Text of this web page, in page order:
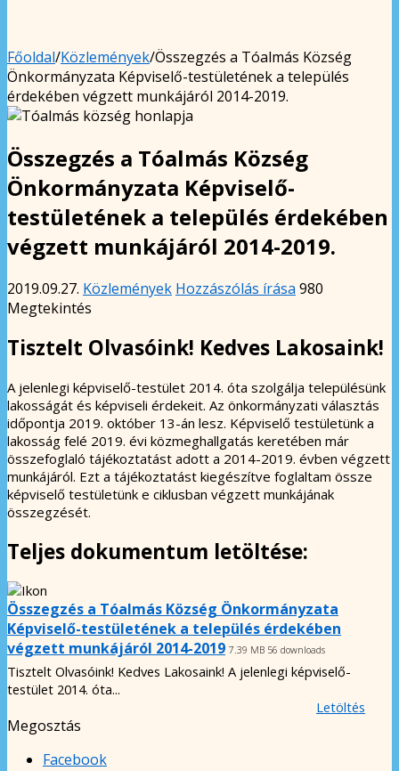
Főoldal/Közlemények/Összegzés a Tóalmás Község
Önkormányzata Képviselő-testületének a település
érdekében végzett munkájáról 2014-2019.
Összegzés a Tóalmás Község
Önkormányzata Képviselő-
testületének a település érdekében
végzett munkájáról 2014-2019.
2019.09.27. Közlemények Hozzászólás írása 980
Megtekintés
Tisztelt Olvasóink! Kedves Lakosaink!
A jelenlegi képviselő-testület 2014. óta szolgálja településünk
lakosságát és képviseli érdekeit. Az önkormányzati választás
időpontja 2019. október 13-án lesz. Képviselő testületünk a
lakosság felé 2019. évi közmeghallgatás keretében már
összefoglaló tájékoztatást adott a 2014-2019. évben végzett
munkájáról. Ezt a tájékoztatást kiegészítve foglaltam össze
képviselő testületünk e ciklusban végzett munkájának
összegzését.
Teljes dokumentum letöltése:
Összegzés a Tóalmás Község Önkormányzata
Képviselő-testületének a település érdekében
végzett munkájáról 2014-2019 7.39 MB 56 downloads
Tisztelt Olvasóink! Kedves Lakosaink! A jelenlegi képviselő-
testület 2014. óta...
Letöltés
Megosztás
Facebook